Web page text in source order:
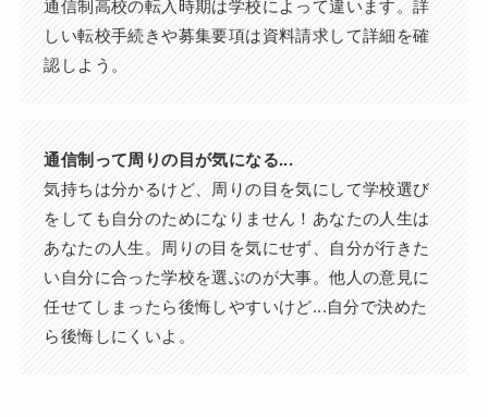
通信制高校の転入時期は学校によって違います。詳
しい転校手続きや募集要項は資料請求して詳細を確
認しよう。
通信制って周りの目が気になる...
気持ちは分かるけど、周りの目を気にして学校選び
をしても自分のためになりません！あなたの人生は
あなたの人生。周りの目を気にせず、自分が行きた
い自分に合った学校を選ぶのが大事。他人の意見に
任せてしまったら後悔しやすいけど...自分で決めた
ら後悔しにくいよ。